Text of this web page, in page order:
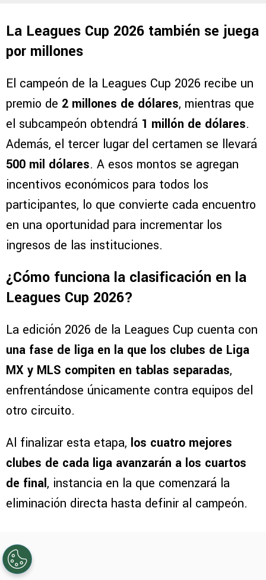
La Leagues Cup 2026 también se juega
por millones
El campeón de la Leagues Cup 2026 recibe un
premio de 2 millones de dólares, mientras que
el subcampeón obtendrá 1 millón de dólares.
Además, el tercer lugar del certamen se llevará
500 mil dólares. A esos montos se agregan
incentivos económicos para todos los
participantes, lo que convierte cada encuentro
en una oportunidad para incrementar los
ingresos de las instituciones.
¿Cómo funciona la clasificación en la
Leagues Cup 2026?
La edición 2026 de la Leagues Cup cuenta con
una fase de liga en la que los clubes de Liga
MX y MLS compiten en tablas separadas,
enfrentándose únicamente contra equipos del
otro circuito.
Al finalizar esta etapa, los cuatro mejores
clubes de cada liga avanzarán a los cuartos
de final, instancia en la que comenzará la
eliminación directa hasta definir al campeón.